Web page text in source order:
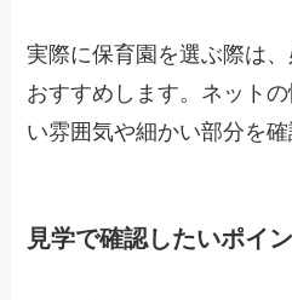
実際に保育園を選ぶ際は
おすすめします。ネット
い雰囲気や細かい部分を確
見学で確認したいポイ